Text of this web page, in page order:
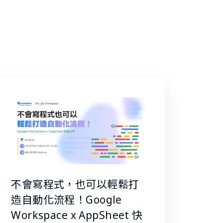
不會寫程式，也可以輕鬆打
造自動化流程！Google
Workspace x AppSheet 快